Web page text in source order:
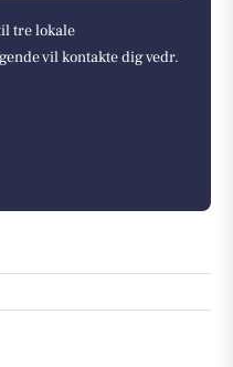
tre lokale
vil kontakte dig vedr.